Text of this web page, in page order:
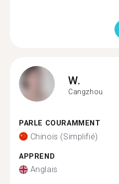
W.
Cangzhou
PARLE COURAMMENT
Chinois (Simplifié)
APPREND
Anglais